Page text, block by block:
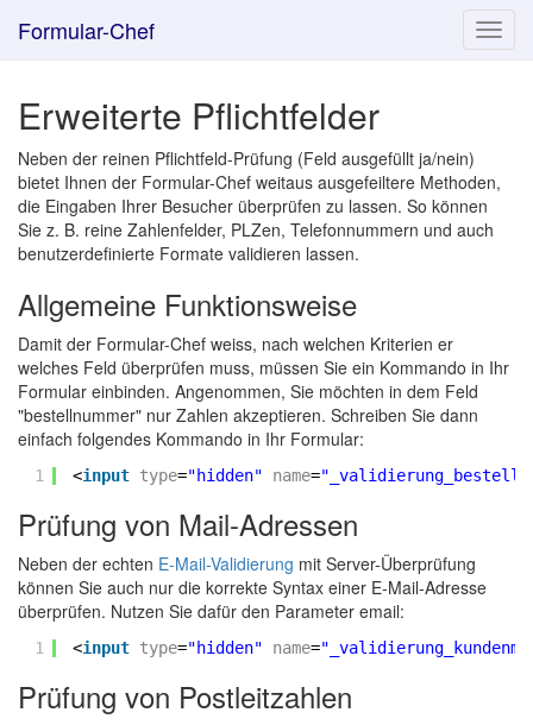
Formular-Chef
Erweiterte Pflichtfelder
Neben der reinen Pflichtfeld-Prüfung (Feld ausgefüllt ja/nein)
bietet Ihnen der Formular-Chef weitaus ausgefeiltere Methoden,
die Eingaben Ihrer Besucher überprüfen zu lassen. So können
Sie z. B. reine Zahlenfelder, PLZen, Telefonnummern und auch
benutzerdefinierte Formate validieren lassen.
Allgemeine Funktionsweise
Damit der Formular-Chef weiss, nach welchen Kriterien er
welches Feld überprüfen muss, müssen Sie ein Kommando in Ihr
Formular einbinden. Angenommen, Sie möchten in dem Feld
"bestellnummer" nur Zahlen akzeptieren. Schreiben Sie dann
einfach folgendes Kommando in Ihr Formular:
1 <input type="hidden" name=
Prüfung von Mail-Adressen
Neben der echten E-Mail-Validierung mit Server-Überprüfung
können Sie auch nur die korrekte Syntax einer E-Mail-Adresse
überprüfen. Nutzen Sie dafür den Parameter email:
1 <input type="hidden" name=
Prüfung von Postleitzahlen